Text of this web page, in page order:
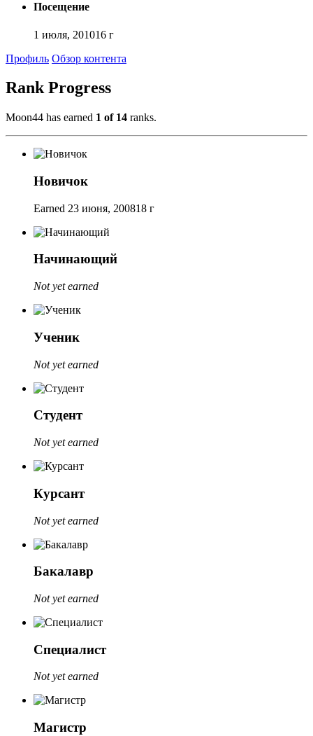
Посещение
1 июля, 201016 г
Профиль Обзор контента
Rank Progress
Moon44 has earned 1 of 14 ranks.
Новичок
Earned 23 июня, 200818 г
Начинающий
Not yet earned
Ученик
Not yet earned
Студент
Not yet earned
Курсант
Not yet earned
Бакалавр
Not yet earned
Специалист
Not yet earned
Магистр